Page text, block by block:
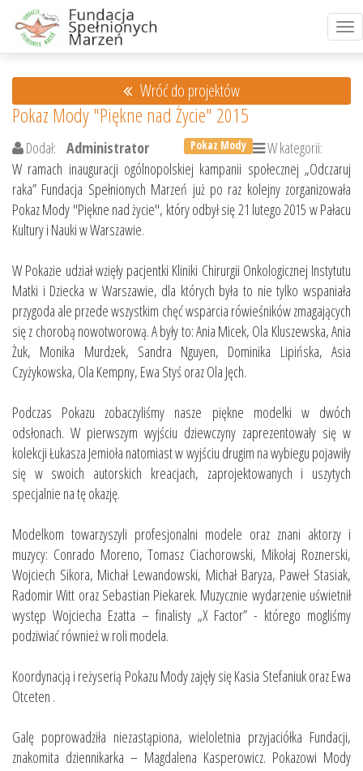
Wróć do projektów
Pokaz Mody "Piękne nad Życie" 2015
Dodał: Administrator W kategorii:
Pokaz Mody
W ramach inauguracji ogólnopolskiej kampanii społecznej „Odczaruj
raka” Fundacja Spełnionych Marzeń już po raz kolejny zorganizowała
Pokaz Mody "Piękne nad życie", który odbył się 21 lutego 2015 w Pałacu
Kultury i Nauki w Warszawie.
W Pokazie udział wzięły pacjentki Kliniki Chirurgii Onkologicznej Instytutu
Matki i Dziecka w Warszawie, dla których była to nie tylko wspaniała
przygoda ale przede wszystkim chęć wsparcia rówieśników zmagających
się z chorobą nowotworową. A były to: Ania Micek, Ola Kluszewska, Ania
Żuk, Monika Murdzek, Sandra Nguyen, Dominika Lipińska, Asia
Czyżykowska, Ola Kempny, Ewa Styś oraz Ola Jęch.
Podczas Pokazu zobaczyliśmy nasze piękne modelki w dwóch
odsłonach. W pierwszym wyjściu dziewczyny zaprezentowały się w
kolekcji Łukasza Jemioła natomiast w wyjściu drugim na wybiegu pojawiły
się w swoich autorskich kreacjach, zaprojektowanych i uszytych
specjalnie na tę okazję.
Modelkom towarzyszyli profesjonalni modele oraz znani aktorzy i
muzycy: Conrado Moreno, Tomasz Ciachorowski, Mikołaj Roznerski,
Wojciech Sikora, Michał Lewandowski, Michał Baryza, Paweł Stasiak,
Radomir Witt oraz Sebastian Piekarek. Muzycznie wydarzenie uświetnił
występ Wojciecha Ezatta – finalisty „X Factor” - którego mogliśmy
podziwiać również w roli modela.
Koordynacją i reżyserią Pokazu Mody zajęły się Kasia Stefaniuk oraz Ewa
Otceten .
Galę poprowadziła niezastąpiona, wieloletnia przyjaciółka Fundacji,
znakomita dziennikarka – Magdalena Kasperowicz. Pokazowi Mody